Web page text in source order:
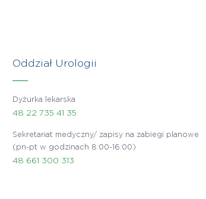
Oddział Urologii
Dyżurka lekarska
48 22 735 41 35
Sekretariat medyczny/ zapisy na zabiegi planowe
(pn-pt w godzinach 8:00-16:00)
48 661 300 313